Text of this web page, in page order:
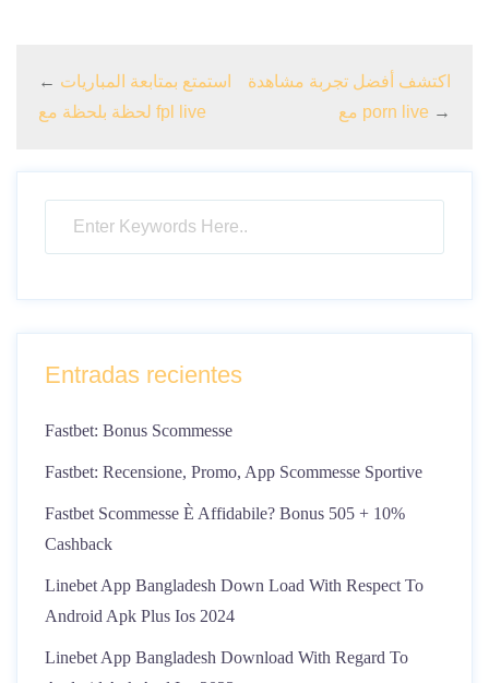
← استمتع بمتابعة المباريات
لحظة بلحظة مع fpl live
اكتشف أفضل تجربة مشاهدة
مع porn live →
Entradas recientes
Fastbet: Bonus Scommesse
Fastbet: Recensione, Promo, App Scommesse Sportive
Fastbet Scommesse È Affidabile? Bonus 505 + 10%
Cashback
Linebet App Bangladesh Down Load With Respect To
Android Apk Plus Ios 2024
Linebet App Bangladesh Download With Regard To